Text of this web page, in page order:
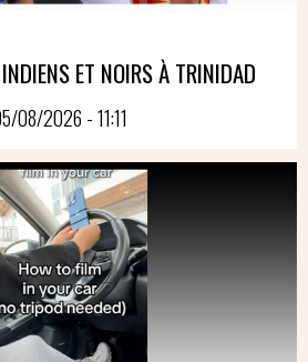
ET NOIRS À TRINIDAD
08/2026 - 11:11